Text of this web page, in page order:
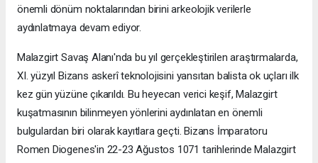
önemli dönüm noktalarından birini arkeolojik verilerle
aydınlatmaya devam ediyor.
Malazgirt Savaş Alanı'nda bu yıl gerçekleştirilen araştırmalarda,
XI. yüzyıl Bizans askerî teknolojisini yansıtan balista ok uçları ilk
kez gün yüzüne çıkarıldı. Bu heyecan verici keşif, Malazgirt
kuşatmasının bilinmeyen yönlerini aydınlatan en önemli
bulgulardan biri olarak kayıtlara geçti. Bizans İmparatoru
Romen Diogenes'in 22-23 Ağustos 1071 tarihlerinde Malazgirt